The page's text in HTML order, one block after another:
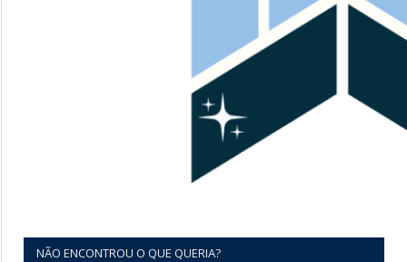
NÃO ENCONTROU O QUE QUERIA?